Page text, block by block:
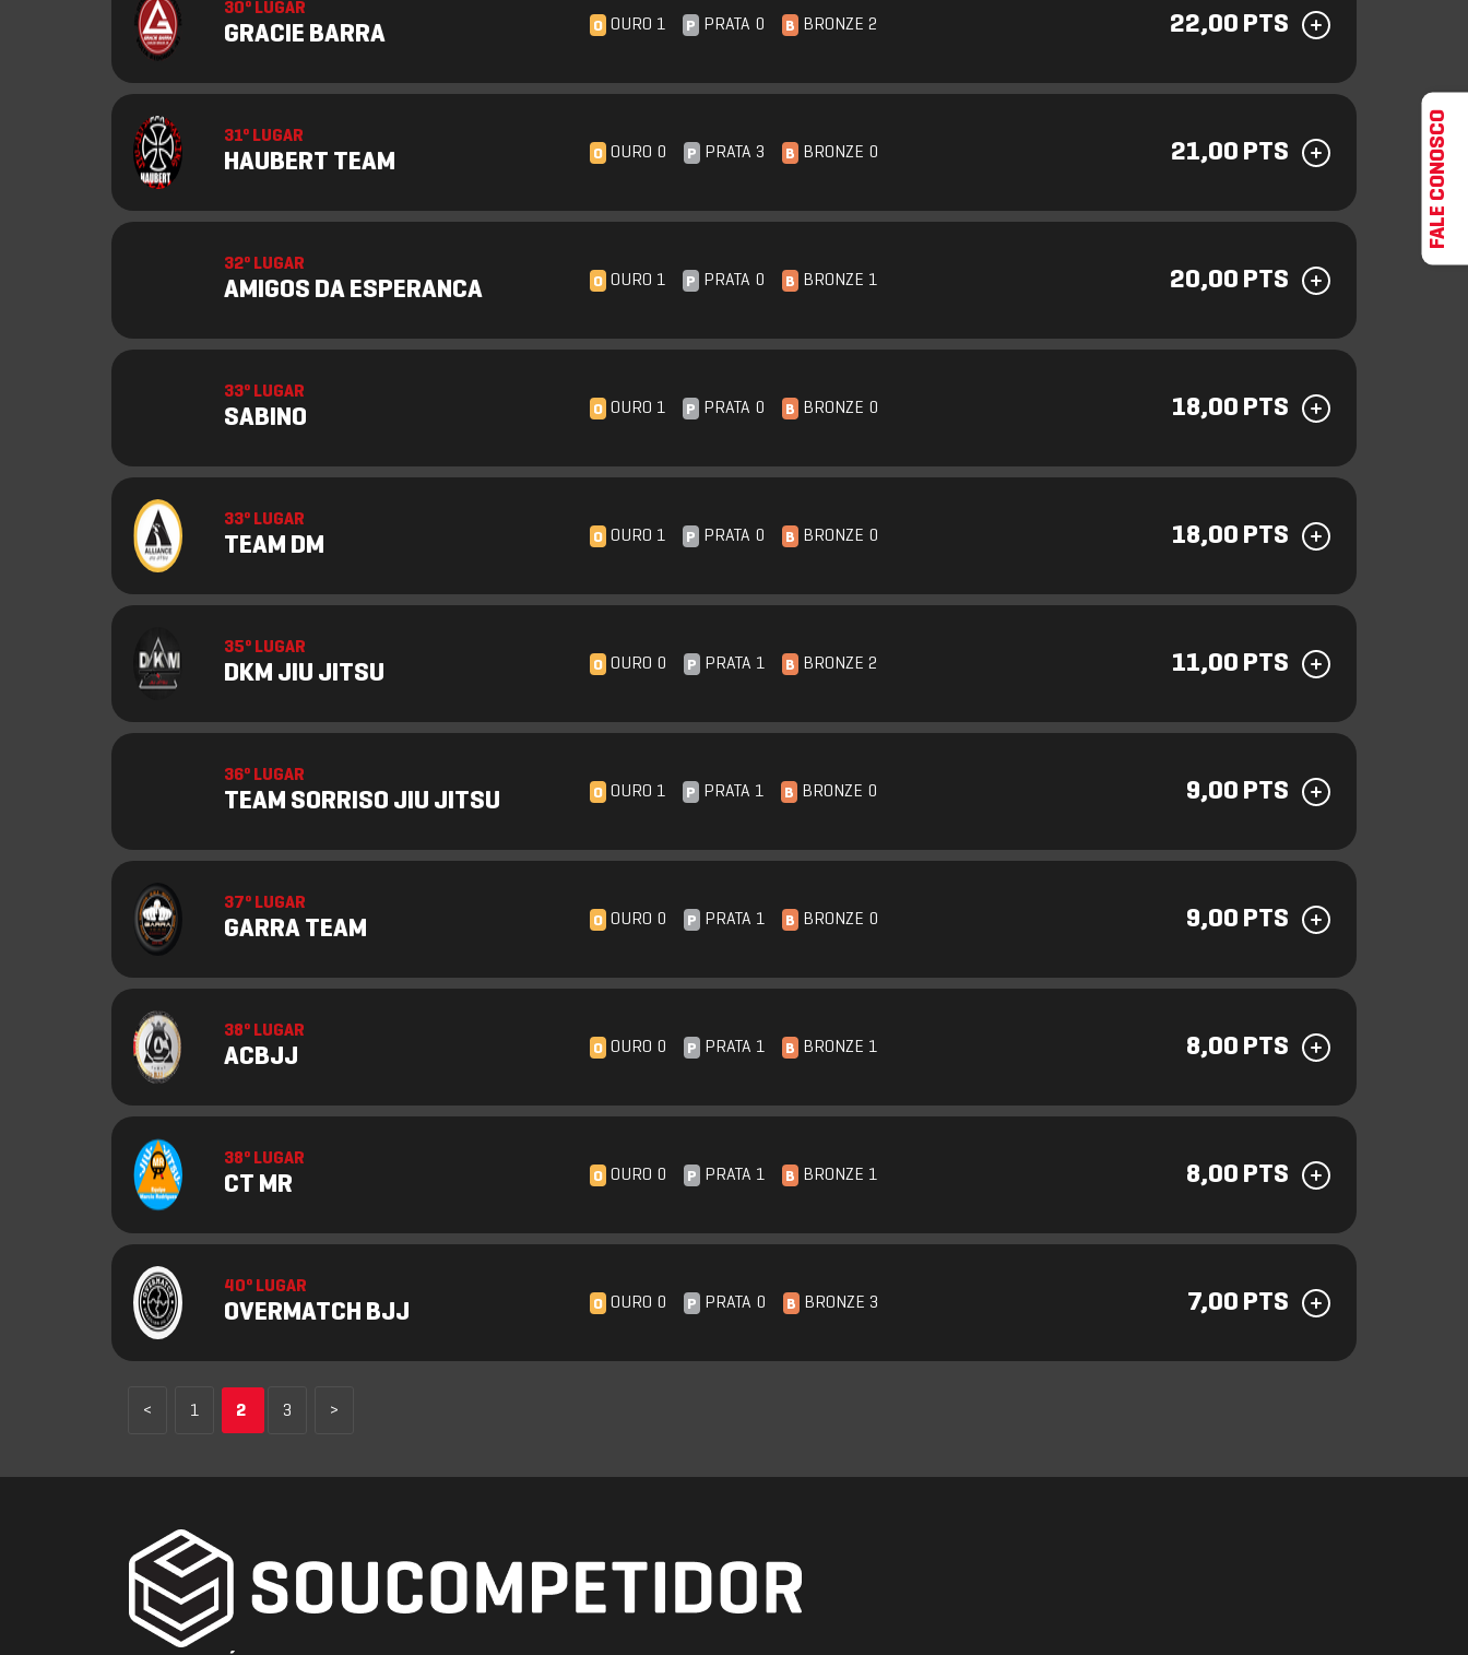
30º LUGAR
GRACIE BARRA O OURO 1 P PRATA 0 B BRONZE 2 22,00 PTS
31º LUGAR
HAUBERT TEAM O OURO 0 P PRATA 3 B BRONZE 0 21,00 PTS
32º LUGAR
AMIGOS DA ESPERANCA O OURO 1 P PRATA 0 B BRONZE 1 20,00 PTS
33º LUGAR
SABINO O OURO 1 P PRATA 0 B BRONZE 0 18,00 PTS
33º LUGAR
TEAM DM O OURO 1 P PRATA 0 B BRONZE 0 18,00 PTS
35º LUGAR
DKM JIU JITSU O OURO 0 P PRATA 1 B BRONZE 2 11,00 PTS
36º LUGAR
TEAM SORRISO JIU JITSU O OURO 1 P PRATA 1 B BRONZE 0 9,00 PTS
37º LUGAR
GARRA TEAM O OURO 0 P PRATA 1 B BRONZE 0 9,00 PTS
38º LUGAR
ACBJJ O OURO 0 P PRATA 1 B BRONZE 1 8,00 PTS
38º LUGAR
CT MR O OURO 0 P PRATA 1 B BRONZE 1 8,00 PTS
40º LUGAR
OVERMATCH BJJ O OURO 0 P PRATA 0 B BRONZE 3 7,00 PTS
< 1 2 3 >
FALE CONOSCO